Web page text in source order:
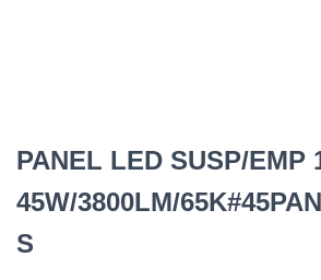
PANEL LED SUSP/EMP
45W/3800LM/
S